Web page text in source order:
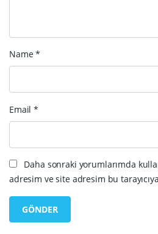
Name*
Email*
Daha sonraki yorumlarımda
adresim ve site adresim bu